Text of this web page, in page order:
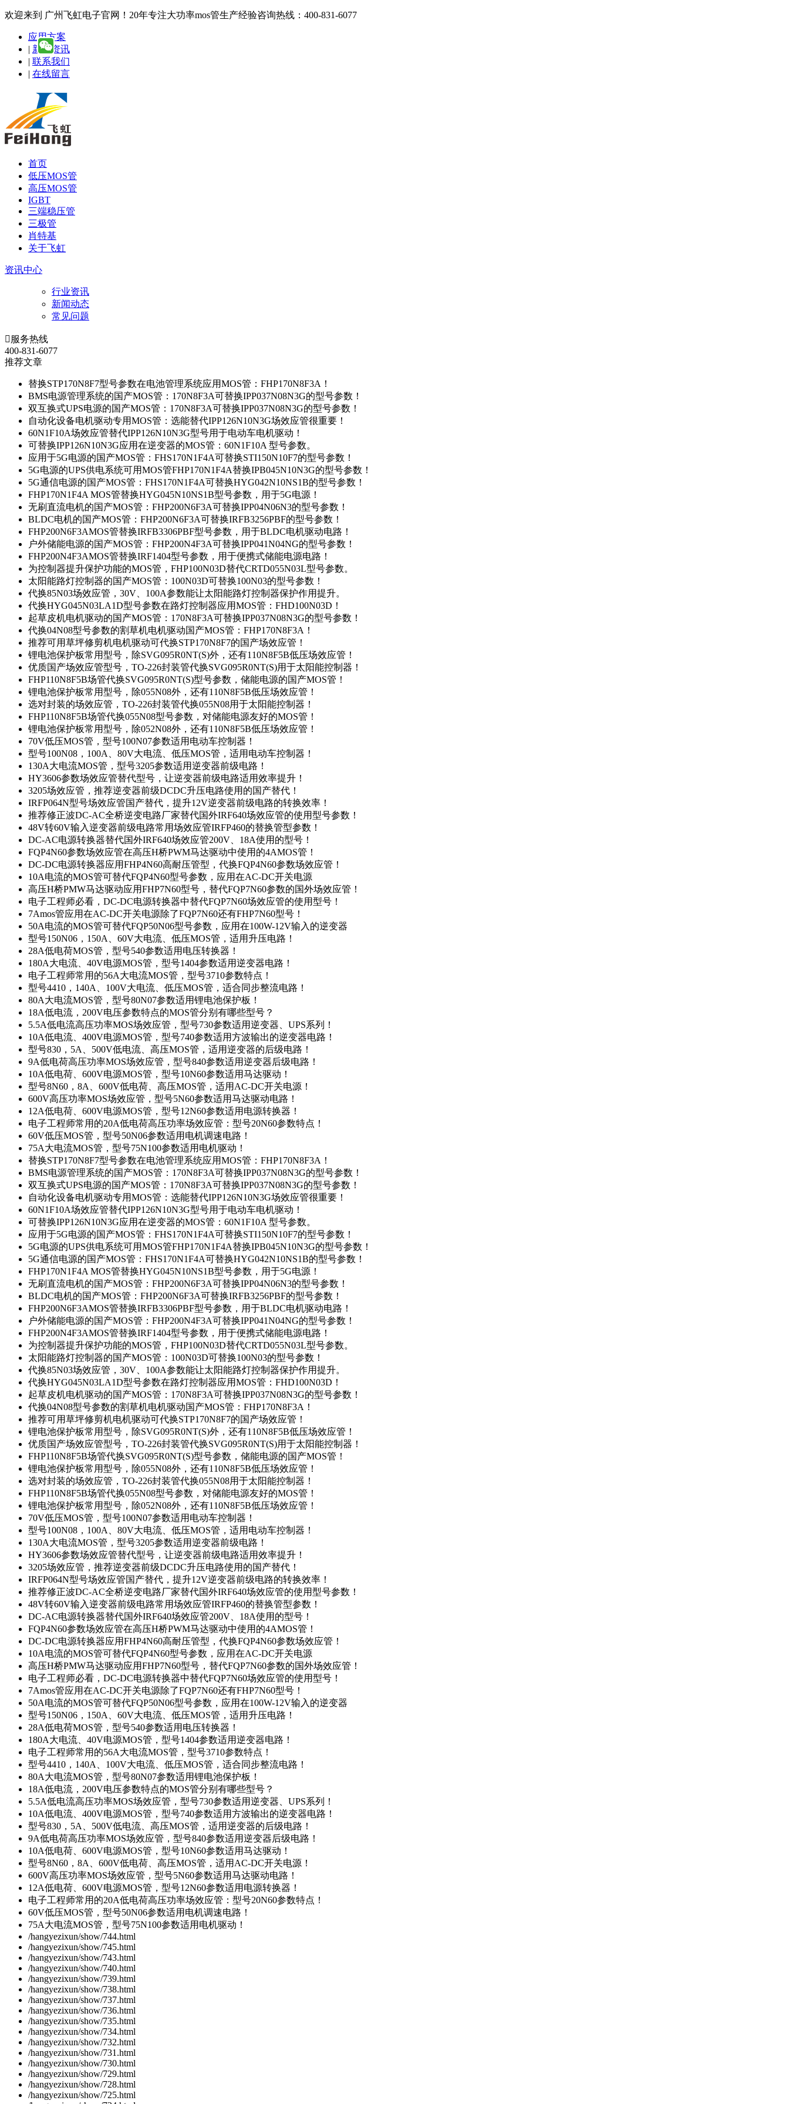
欢迎来到 广州飞虹电子官网！20年专注大功率mos管生产经验咨询热线：400-831-6077
应用方案
| 新闻资讯
| 联系我们
| 在线留言
首页
低压MOS管
高压MOS管
IGBT
三端稳压管
三极管
肖特基
关于飞虹
资讯中心
行业资讯
新闻动态
常见问题
 服务热线
400-831-6077
推荐文章
替换STP170N8F7型号参数在电池管理系统应用MOS管：FHP170N8F3A！
BMS电源管理系统的国产MOS管：170N8F3A可替换IPP037N08N3G的型号参数！
双互换式UPS电源的国产MOS管：170N8F3A可替换IPP037N08N3G的型号参数！
自动化设备电机驱动专用MOS管：选能替代IPP126N10N3G场效应管很重要！
60N1F10A场效应管替代IPP126N10N3G型号用于电动车电机驱动！
可替换IPP126N10N3G应用在逆变器的MOS管：60N1F10A 型号参数。
应用于5G电源的国产MOS管：FHS170N1F4A可替换STI150N10F7的型号参数！
5G电源的UPS供电系统可用MOS管FHP170N1F4A替换IPB045N10N3G的型号参数！
5G通信电源的国产MOS管：FHS170N1F4A可替换HYG042N10NS1B的型号参数！
FHP170N1F4A MOS管替换HYG045N10NS1B型号参数，用于5G电源！
无刷直流电机的国产MOS管：FHP200N6F3A可替换IPP04N06N3的型号参数！
BLDC电机的国产MOS管：FHP200N6F3A可替换IRFB3256PBF的型号参数！
FHP200N6F3AMOS管替换IRFB3306PBF型号参数，用于BLDC电机驱动电路！
户外储能电源的国产MOS管：FHP200N4F3A可替换IPP041N04NG的型号参数！
FHP200N4F3AMOS管替换IRF1404型号参数，用于便携式储能电源电路！
为控制器提升保护功能的MOS管，FHP100N03D替代CRTD055N03L型号参数。
太阳能路灯控制器的国产MOS管：100N03D可替换100N03的型号参数！
代换85N03场效应管，30V、100A参数能让太阳能路灯控制器保护作用提升。
代换HYG045N03LA1D型号参数在路灯控制器应用MOS管：FHD100N03D！
起草皮机电机驱动的国产MOS管：170N8F3A可替换IPP037N08N3G的型号参数！
代换04N08型号参数的割草机电机驱动国产MOS管：FHP170N8F3A！
推荐可用草坪修剪机电机驱动可代换STP170N8F7的国产场效应管！
锂电池保护板常用型号，除SVG095R0NT(S)外，还有110N8F5B低压场效应管！
优质国产场效应管型号，TO-226封装管代换SVG095R0NT(S)用于太阳能控制器！
FHP110N8F5B场管代换SVG095R0NT(S)型号参数，储能电源的国产MOS管！
锂电池保护板常用型号，除055N08外，还有110N8F5B低压场效应管！
选对封装的场效应管，TO-226封装管代换055N08用于太阳能控制器！
FHP110N8F5B场管代换055N08型号参数，对储能电源友好的MOS管！
锂电池保护板常用型号，除052N08外，还有110N8F5B低压场效应管！
70V低压MOS管，型号100N07参数适用电动车控制器！
型号100N08，100A、80V大电流、低压MOS管，适用电动车控制器！
130A大电流MOS管，型号3205参数适用逆变器前级电路！
HY3606参数场效应管替代型号，让逆变器前级电路适用效率提升！
3205场效应管，推荐逆变器前级DCDC升压电路使用的国产替代！
IRFP064N型号场效应管国产替代，提升12V逆变器前级电路的转换效率！
推荐修正波DC-AC全桥逆变电路厂家替代国外IRF640场效应管的使用型号参数！
48V转60V输入逆变器前级电路常用场效应管IRFP460的替换管型参数！
DC-AC电源转换器替代国外IRF640场效应管200V、18A使用的型号！
FQP4N60参数场效应管在高压H桥PWM马达驱动中使用的4AMOS管！
DC-DC电源转换器应用FHP4N60高耐压管型，代换FQP4N60参数场效应管！
10A电流的MOS管可替代FQP4N60型号参数，应用在AC-DC开关电源
高压H桥PMW马达驱动应用FHP7N60型号，替代FQP7N60参数的国外场效应管！
电子工程师必看，DC-DC电源转换器中替代FQP7N60场效应管的使用型号！
7Amos管应用在AC-DC开关电源除了FQP7N60还有FHP7N60型号！
50A电流的MOS管可替代FQP50N06型号参数，应用在100W-12V输入的逆变器
型号150N06，150A、60V大电流、低压MOS管，适用升压电路！
28A低电荷MOS管，型号540参数适用电压转换器！
180A大电流、40V电源MOS管，型号1404参数适用逆变器电路！
电子工程师常用的56A大电流MOS管，型号3710参数特点！
型号4410，140A、100V大电流、低压MOS管，适合同步整流电路！
80A大电流MOS管，型号80N07参数适用锂电池保护板！
18A低电流，200V电压参数特点的MOS管分别有哪些型号？
5.5A低电流高压功率MOS场效应管，型号730参数适用逆变器、UPS系列！
10A低电流、400V电源MOS管，型号740参数适用方波输出的逆变器电路！
型号830，5A、500V低电流、高压MOS管，适用逆变器的后级电路！
9A低电荷高压功率MOS场效应管，型号840参数适用逆变器后级电路！
10A低电荷、600V电源MOS管，型号10N60参数适用马达驱动！
型号8N60，8A、600V低电荷、高压MOS管，适用AC-DC开关电源！
600V高压功率MOS场效应管，型号5N60参数适用马达驱动电路！
12A低电荷、600V电源MOS管，型号12N60参数适用电源转换器！
电子工程师常用的20A低电荷高压功率场效应管：型号20N60参数特点！
60V低压MOS管，型号50N06参数适用电机调速电路！
75A大电流MOS管，型号75N100参数适用电机驱动！
替换STP170N8F7型号参数在电池管理系统应用MOS管：FHP170N8F3A！
BMS电源管理系统的国产MOS管：170N8F3A可替换IPP037N08N3G的型号参数！
双互换式UPS电源的国产MOS管：170N8F3A可替换IPP037N08N3G的型号参数！
自动化设备电机驱动专用MOS管：选能替代IPP126N10N3G场效应管很重要！
60N1F10A场效应管替代IPP126N10N3G型号用于电动车电机驱动！
可替换IPP126N10N3G应用在逆变器的MOS管：60N1F10A 型号参数。
应用于5G电源的国产MOS管：FHS170N1F4A可替换STI150N10F7的型号参数！
5G电源的UPS供电系统可用MOS管FHP170N1F4A替换IPB045N10N3G的型号参数！
5G通信电源的国产MOS管：FHS170N1F4A可替换HYG042N10NS1B的型号参数！
FHP170N1F4A MOS管替换HYG045N10NS1B型号参数，用于5G电源！
无刷直流电机的国产MOS管：FHP200N6F3A可替换IPP04N06N3的型号参数！
BLDC电机的国产MOS管：FHP200N6F3A可替换IRFB3256PBF的型号参数！
FHP200N6F3AMOS管替换IRFB3306PBF型号参数，用于BLDC电机驱动电路！
户外储能电源的国产MOS管：FHP200N4F3A可替换IPP041N04NG的型号参数！
FHP200N4F3AMOS管替换IRF1404型号参数，用于便携式储能电源电路！
为控制器提升保护功能的MOS管，FHP100N03D替代CRTD055N03L型号参数。
太阳能路灯控制器的国产MOS管：100N03D可替换100N03的型号参数！
代换85N03场效应管，30V、100A参数能让太阳能路灯控制器保护作用提升。
代换HYG045N03LA1D型号参数在路灯控制器应用MOS管：FHD100N03D！
起草皮机电机驱动的国产MOS管：170N8F3A可替换IPP037N08N3G的型号参数！
代换04N08型号参数的割草机电机驱动国产MOS管：FHP170N8F3A！
推荐可用草坪修剪机电机驱动可代换STP170N8F7的国产场效应管！
锂电池保护板常用型号，除SVG095R0NT(S)外，还有110N8F5B低压场效应管！
优质国产场效应管型号，TO-226封装管代换SVG095R0NT(S)用于太阳能控制器！
FHP110N8F5B场管代换SVG095R0NT(S)型号参数，储能电源的国产MOS管！
锂电池保护板常用型号，除055N08外，还有110N8F5B低压场效应管！
选对封装的场效应管，TO-226封装管代换055N08用于太阳能控制器！
FHP110N8F5B场管代换055N08型号参数，对储能电源友好的MOS管！
锂电池保护板常用型号，除052N08外，还有110N8F5B低压场效应管！
70V低压MOS管，型号100N07参数适用电动车控制器！
型号100N08，100A、80V大电流、低压MOS管，适用电动车控制器！
130A大电流MOS管，型号3205参数适用逆变器前级电路！
HY3606参数场效应管替代型号，让逆变器前级电路适用效率提升！
3205场效应管，推荐逆变器前级DCDC升压电路使用的国产替代！
IRFP064N型号场效应管国产替代，提升12V逆变器前级电路的转换效率！
推荐修正波DC-AC全桥逆变电路厂家替代国外IRF640场效应管的使用型号参数！
48V转60V输入逆变器前级电路常用场效应管IRFP460的替换管型参数！
DC-AC电源转换器替代国外IRF640场效应管200V、18A使用的型号！
FQP4N60参数场效应管在高压H桥PWM马达驱动中使用的4AMOS管！
DC-DC电源转换器应用FHP4N60高耐压管型，代换FQP4N60参数场效应管！
10A电流的MOS管可替代FQP4N60型号参数，应用在AC-DC开关电源
高压H桥PMW马达驱动应用FHP7N60型号，替代FQP7N60参数的国外场效应管！
电子工程师必看，DC-DC电源转换器中替代FQP7N60场效应管的使用型号！
7Amos管应用在AC-DC开关电源除了FQP7N60还有FHP7N60型号！
50A电流的MOS管可替代FQP50N06型号参数，应用在100W-12V输入的逆变器
型号150N06，150A、60V大电流、低压MOS管，适用升压电路！
28A低电荷MOS管，型号540参数适用电压转换器！
180A大电流、40V电源MOS管，型号1404参数适用逆变器电路！
电子工程师常用的56A大电流MOS管，型号3710参数特点！
型号4410，140A、100V大电流、低压MOS管，适合同步整流电路！
80A大电流MOS管，型号80N07参数适用锂电池保护板！
18A低电流，200V电压参数特点的MOS管分别有哪些型号？
5.5A低电流高压功率MOS场效应管，型号730参数适用逆变器、UPS系列！
10A低电流、400V电源MOS管，型号740参数适用方波输出的逆变器电路！
型号830，5A、500V低电流、高压MOS管，适用逆变器的后级电路！
9A低电荷高压功率MOS场效应管，型号840参数适用逆变器后级电路！
10A低电荷、600V电源MOS管，型号10N60参数适用马达驱动！
型号8N60，8A、600V低电荷、高压MOS管，适用AC-DC开关电源！
600V高压功率MOS场效应管，型号5N60参数适用马达驱动电路！
12A低电荷、600V电源MOS管，型号12N60参数适用电源转换器！
电子工程师常用的20A低电荷高压功率场效应管：型号20N60参数特点！
60V低压MOS管，型号50N06参数适用电机调速电路！
75A大电流MOS管，型号75N100参数适用电机驱动！
/hangyezixun/show/744.html
/hangyezixun/show/745.html
/hangyezixun/show/743.html
/hangyezixun/show/740.html
/hangyezixun/show/739.html
/hangyezixun/show/738.html
/hangyezixun/show/737.html
/hangyezixun/show/736.html
/hangyezixun/show/735.html
/hangyezixun/show/734.html
/hangyezixun/show/732.html
/hangyezixun/show/731.html
/hangyezixun/show/730.html
/hangyezixun/show/729.html
/hangyezixun/show/728.html
/hangyezixun/show/725.html